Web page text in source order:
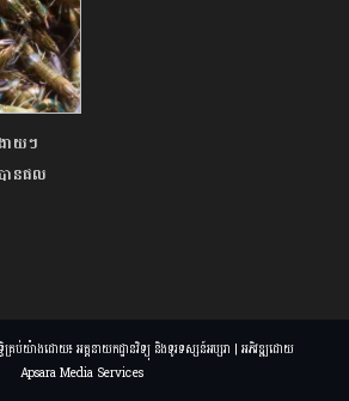
ាយៗ
នផល
រប់យ៉ាងដោយ៖ អគ្គនាយកដ្ឋានវិទ្យុ និងទូរទស្សន៍អប្សរា | អភិវឌ្ឍដោយ
Apsara Media Services